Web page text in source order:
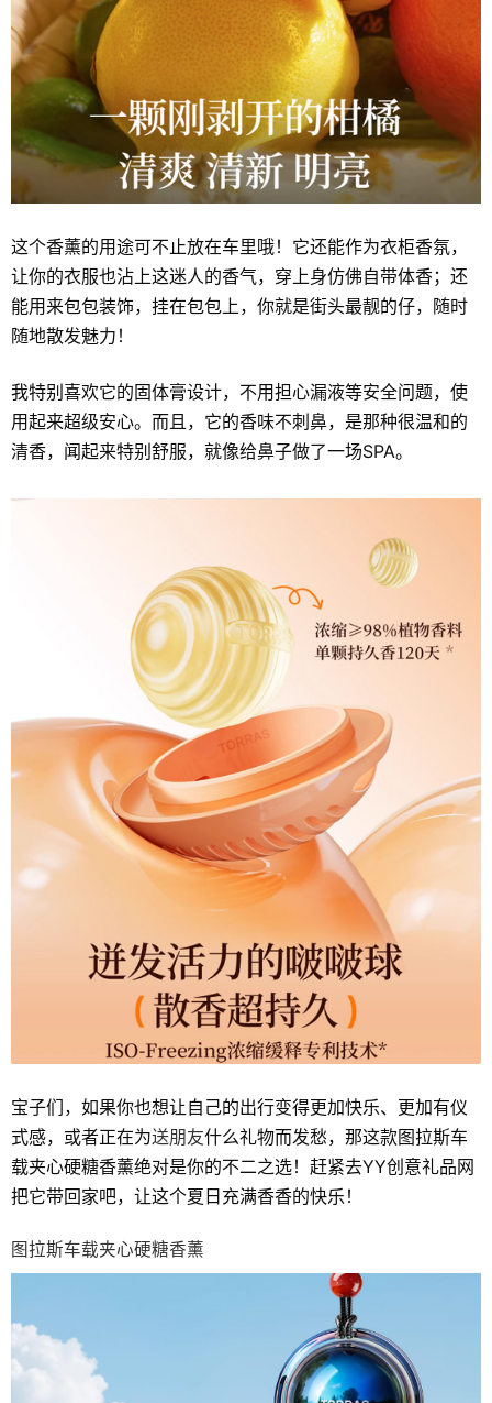
这个香薰的用途可不止放在车里哦！它还能作为衣柜香氛，
让你的衣服也沾上这迷人的香气，穿上身仿佛自带体香；还
能用来包包装饰，挂在包包上，你就是街头最靓的仔，随时
随地散发魅力！
我特别喜欢它的固体膏设计，不用担心漏液等安全问题，使
用起来超级安心。而且，它的香味不刺鼻，是那种很温和的
清香，闻起来特别舒服，就像给鼻子做了一场SPA。
宝子们，如果你也想让自己的出行变得更加快乐、更加有仪
式感，或者正在为送朋友什么礼物而发愁，那这款图拉斯车
载夹心硬糖香薰绝对是你的不二之选！赶紧去YY创意礼品网
把它带回家吧，让这个夏日充满香香的快乐！
图拉斯车载夹心硬糖香薰